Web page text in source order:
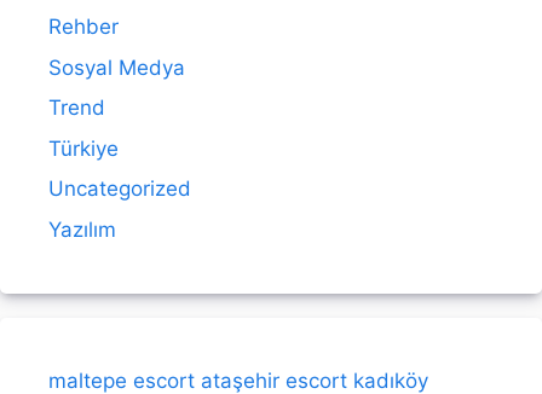
Rehber
Sosyal Medya
Trend
Türkiye
Uncategorized
Yazılım
maltepe escort ataşehir escort kadıköy